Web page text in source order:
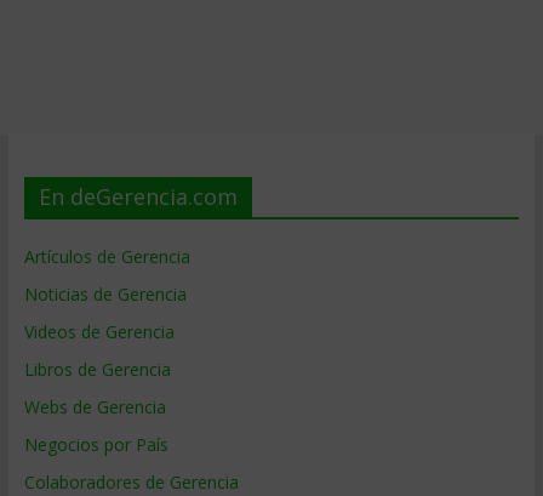
En deGerencia.com
Artículos de Gerencia
Noticias de Gerencia
Videos de Gerencia
Libros de Gerencia
Webs de Gerencia
Negocios por País
Colaboradores de Gerencia